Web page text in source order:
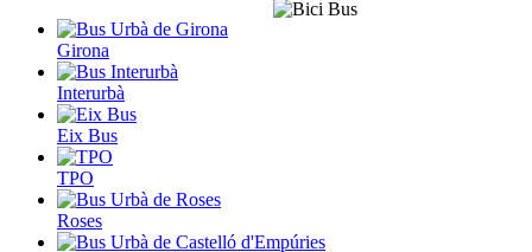
Girona
Interurbà
Eix Bus
TPO
Roses